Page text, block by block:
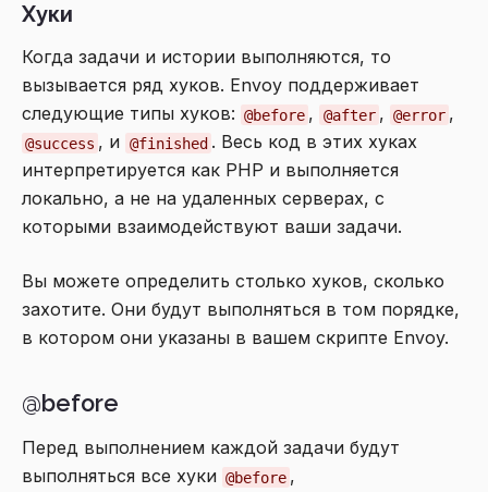
Хуки
Когда задачи и истории выполняются, то
вызывается ряд хуков. Envoy поддерживает
следующие типы хуков: @before , @after , @error ,
@success , и @finished . Весь код в этих хуках
интерпретируется как PHP и выполняется
локально, а не на удаленных серверах, с
которыми взаимодействуют ваши задачи.
Вы можете определить столько хуков, сколько
захотите. Они будут выполняться в том порядке,
в котором они указаны в вашем скрипте Envoy.
@before
Перед выполнением каждой задачи будут
выполняться все хуки @before ,